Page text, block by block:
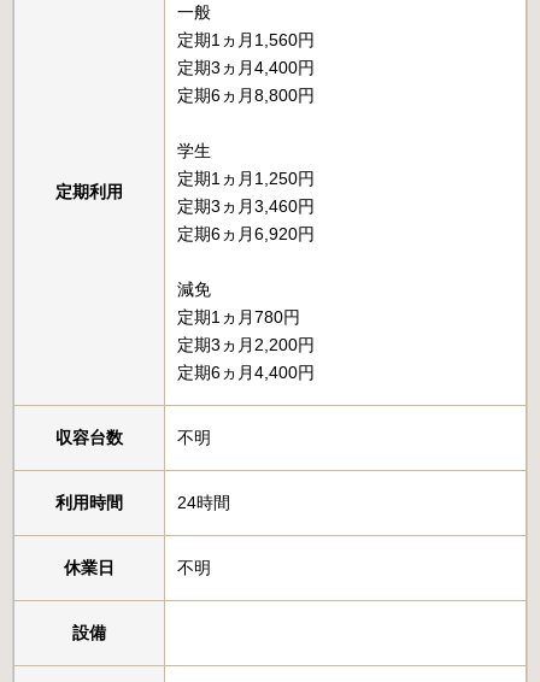
定期利用
一般
定期1ヵ月1,560円
定期3ヵ月4,400円
定期6ヵ月8,800円
学生
定期1ヵ月1,250円
定期3ヵ月3,460円
定期6ヵ月6,920円
減免
定期1ヵ月780円
定期3ヵ月2,200円
定期6ヵ月4,400円
収容台数 不明
利用時間 24時間
休業日 不明
設備